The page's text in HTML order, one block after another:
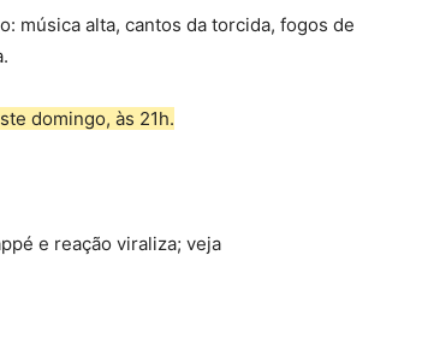
música alta, cantos da torcida, fogos de
domingo, às 21h.
e reação viraliza; veja